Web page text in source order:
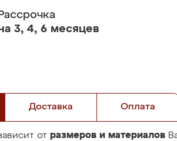
Рассрочка
3, 4, 6 месяцев
Доставка Оплата
от размеров и материалов